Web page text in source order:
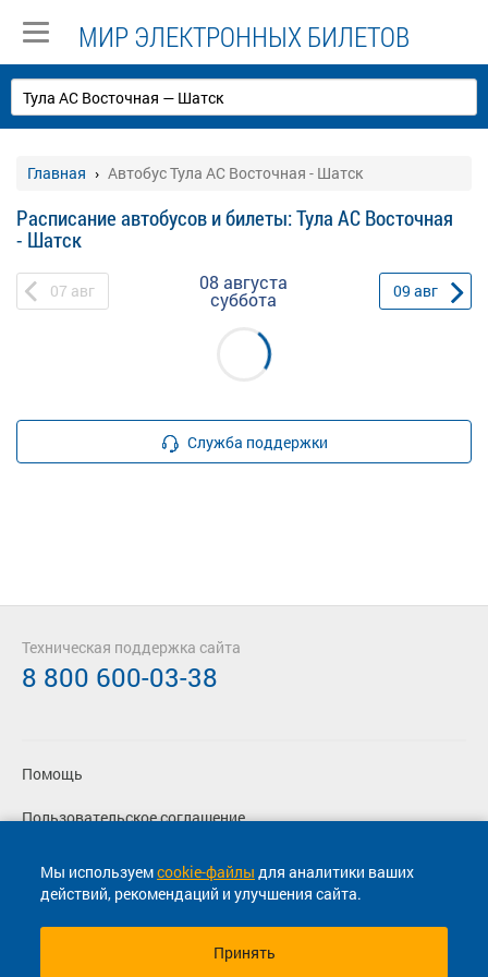
МИР ЭЛЕКТРОННЫХ БИЛЕТОВ
Главная Автобус Тула АС Восточная - Шатск
Расписание автобусов и билеты: Тула АС Восточная
- Шатск
07 авг 08 августа
суббота 09 авг
Служба поддержки
Мы используемcookie-файлы для аналитики ваших
действий, рекомендаций и улучшения сайта.
Принять
Помощь
Пользовательское соглашение
Политика конфиденциальности
Согласие на маркетинговые сообщения
Техническая поддержка сайта
8 800 600-03-38
© 2013-2026, ООО "Капитал"- Онлайн сервис продажи